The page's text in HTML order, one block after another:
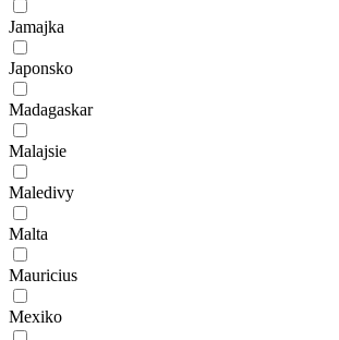
Jamajka
Japonsko
Madagaskar
Malajsie
Maledivy
Malta
Mauricius
Mexiko